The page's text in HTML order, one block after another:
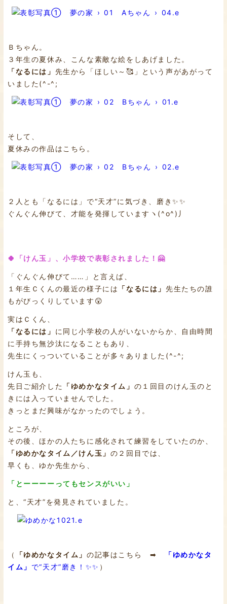
Ｂちゃん。
３年生の夏休み、こんな素敵な絵をしあげました。
「なるには」 先生から「ほしい～🥰」という声があがって
いました(^-^;
そして、
夏休みの作品はこちら。
２人とも「なるには」で“天才”に気づき、磨き✨✨
ぐんぐん伸びて、才能を発揮していますヽ(^o^)丿
🍀「けん玉」、小学校で表彰されました！🤗
「ぐんぐん伸びて……」と言えば、
１年生Ｃくんの最近の様子には 「なるには」先生たちの誰
もがびっくりしています😲
実はＣくん、
「なるには」 に同じ小学校の人がいないからか、自由時間
に手持ち無沙汰になることもあり、
先生にくっついていることが多々ありました(^-^;
けん玉も、
先日ご紹介した 「ゆめかなタイム」 の１回目のけん玉のと
きには入っていませんでした。
きっとまだ興味がなかったのでしょう。
ところが、
その後、ほかの人たちに感化されて練習をしていたのか、
「ゆめかなタイム／けん玉」 の２回目では、
早くも、ゆか先生から、
「とーーーーってもセンスがいい」
と、“天才”を発見されていました。
（ 「ゆめかなタイム」の記事はこちら ➡
「ゆめかなタ
イム」 で“天才”磨き！✨✨ ）